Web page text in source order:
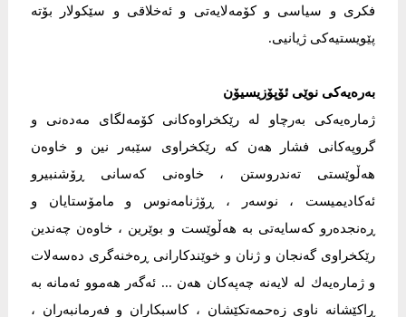
فكری و سیاسی و كۆمەلایەتی و ئەخلاقی و سێكولار بۆتە
پێویستیەكی ژیانیی.
بەرەیەكی نوێی ئۆپۆزیسیۆن
ژمارەیەكی بەرچاو لە رێكخراوەكانی كۆمەلگای مەدەنی و
گروپەكانی فشار هەن كە رێكخراوی سێبەر نین و خاوەن
هەڵوێستی تەندروستن ، خاوەنی كەسانی ڕۆشنبیرو
ئەكادیمیست ، نوسەر ، ڕۆژنامەنوس و مامۆستایان و
ڕەنجدەرو كەسایەتی بە هەڵوێست و بوێرین ، خاوەن چەندین
رێكخراوی گەنجان و ژنان و خوێندكارانی ڕەخنەگری دەسەلات
و ژمارەیەك لە لایەنە چەپەكان هەن ... ئەگەر هەموو ئەمانە بە
ڕاكێشانە ناوی زەحمەتكێشان ، كاسبكاران و فەرمانبەران ،